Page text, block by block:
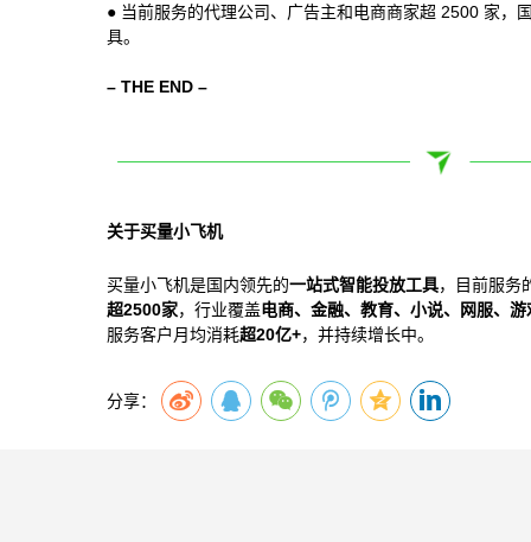
● 当前服务的代理公司、广告主和电商商家超 2500 家，
具。
– THE END –
关于买量小飞机
买量小飞机是国内领先的一站式智能投放工具，目前服务
超2500家，行业覆盖电商、金融、教育、小说、网服、
服务客户月均消耗超20亿+，并持续增长中。
分享：